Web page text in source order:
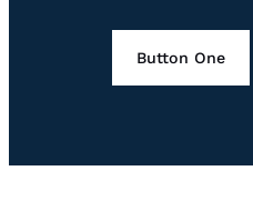
Button One